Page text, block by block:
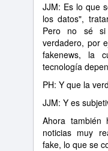
JJM: Es lo que
los datos",
Pero no sé
verdadero, por
fakenews, la
tecnología
PH: Y que la
JJM: Y es
Ahora también
noticias muy
fake, lo que se